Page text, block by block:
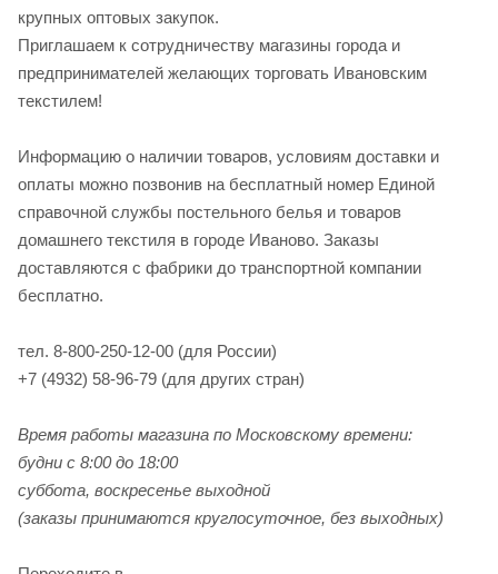
крупных оптовых закупок.
Приглашаем к сотрудничеству магазины города и
предпринимателей желающих торговать Ивановским
текстилем!
Информацию о наличии товаров, условиям доставки и
оплаты можно позвонив на бесплатный номер Единой
справочной службы постельного белья и товаров
домашнего текстиля в городе Иваново. Заказы
доставляются с фабрики до транспортной компании
бесплатно.
тел. 8-800-250-12-00 (для России)
+7 (4932) 58-96-79 (для других стран)
Время работы магазина по Московскому времени:
будни с 8:00 до 18:00
суббота, воскресенье выходной
(заказы принимаются круглосуточное, без выходных)